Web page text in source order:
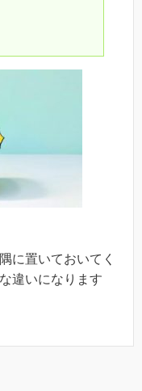
に置いておいてく
違いになります